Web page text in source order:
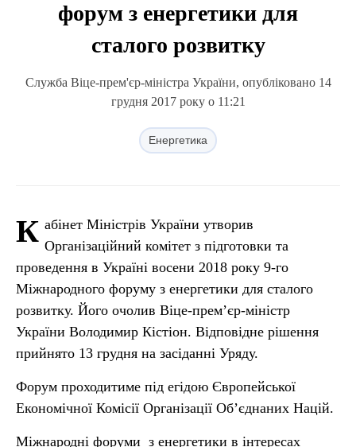
форум з енергетики для
сталого розвитку
Служба Віце-прем'єр-міністра України, опубліковано 14
грудня 2017 року о 11:21
Енергетика
К абінет Міністрів України утворив
Організаційний комітет з підготовки та
проведення в Україні восени 2018 року 9-го
Міжнародного форуму з енергетики для сталого
розвитку. Його очолив Віце-прем’єр-міністр
України Володимир Кістіон. Відповідне рішення
прийнято 13 грудня на засіданні Уряду.
Форум проходитиме під егідою Європейської
Економічної Комісії Організації Об’єднаних Націй.
Міжнародні форуми з енергетики в інтересах